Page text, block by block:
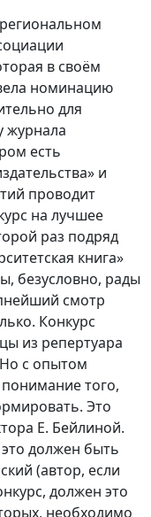
в своём
номинацию
для
журнала
есть
и
проводит
на лучшее
раз подряд
книга»
безусловно, рады
смотр
Конкурс
из репертуара
Но с опытом
того,
Это
Е. Бейлиной.
должен быть
(автор, если
должен это
необходимо